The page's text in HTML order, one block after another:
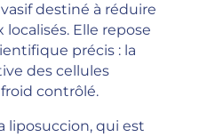
destiné à réduire
localisés. Elle repose
précis : la
des cellules
contrôlé.
liposuccion, qui est